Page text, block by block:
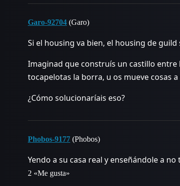
Garo-92704 (Garo)
Si el housing va bien, el housing de
Imaginad que construís un castillo
tocapelotas la borra, u os mueve cosas
¿Cómo solucionaríais eso?
Phobos-9177 (Phobos)
Yendo a su casa real y enseñándole a
2 «Me gusta»